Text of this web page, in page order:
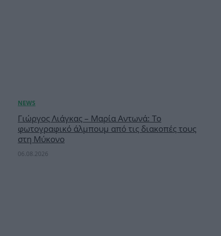
Γιώργος Λιάγκας – Μαρία Αντωνά: Το
φωτογραφικό άλμπουμ από τις διακοπές τους
στη Μύκονο
06.08.2026